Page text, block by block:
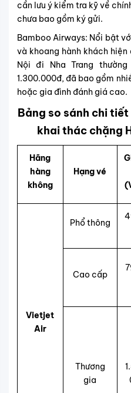
cần lưu ý kiểm tra kỹ về
chưa bao gồm ký gửi.
Bamboo Airways: Nổi bật
và khoang hành khách
Nội đi Nha Trang
1.300.000đ, đã bao gồm
hoặc gia đình đánh giá cao.
Bảng so sánh chi
khai thác chặng
Hãng
hàng
không
Hạng vé
Vietjet
Air
Phổ thông
Cao cấp
Thương
gia